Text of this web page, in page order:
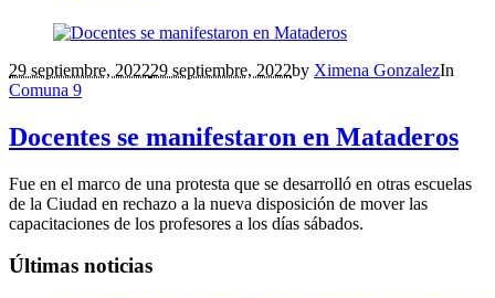
29 septiembre, 202229 septiembre, 2022by Ximena GonzalezIn
Comuna 9
Docentes se manifestaron en Mataderos
Fue en el marco de una protesta que se desarrolló en otras escuelas
de la Ciudad en rechazo a la nueva disposición de mover las
capacitaciones de los profesores a los días sábados.
Últimas noticias